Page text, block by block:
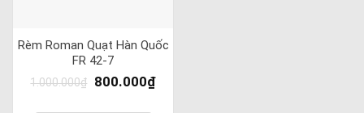
Rèm Roman Quạt Hàn Quốc
FR 42-7
1.000.000₫ 800.000₫